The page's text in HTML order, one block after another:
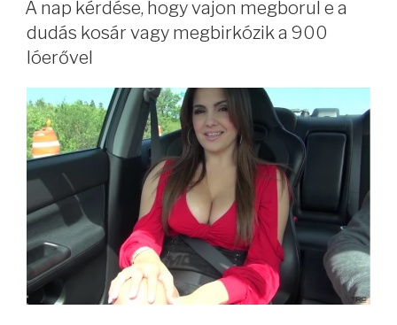
A nap kérdése, hogy vajon megborul e a
dudás kosár vagy megbirkózik a 900
lóerővel